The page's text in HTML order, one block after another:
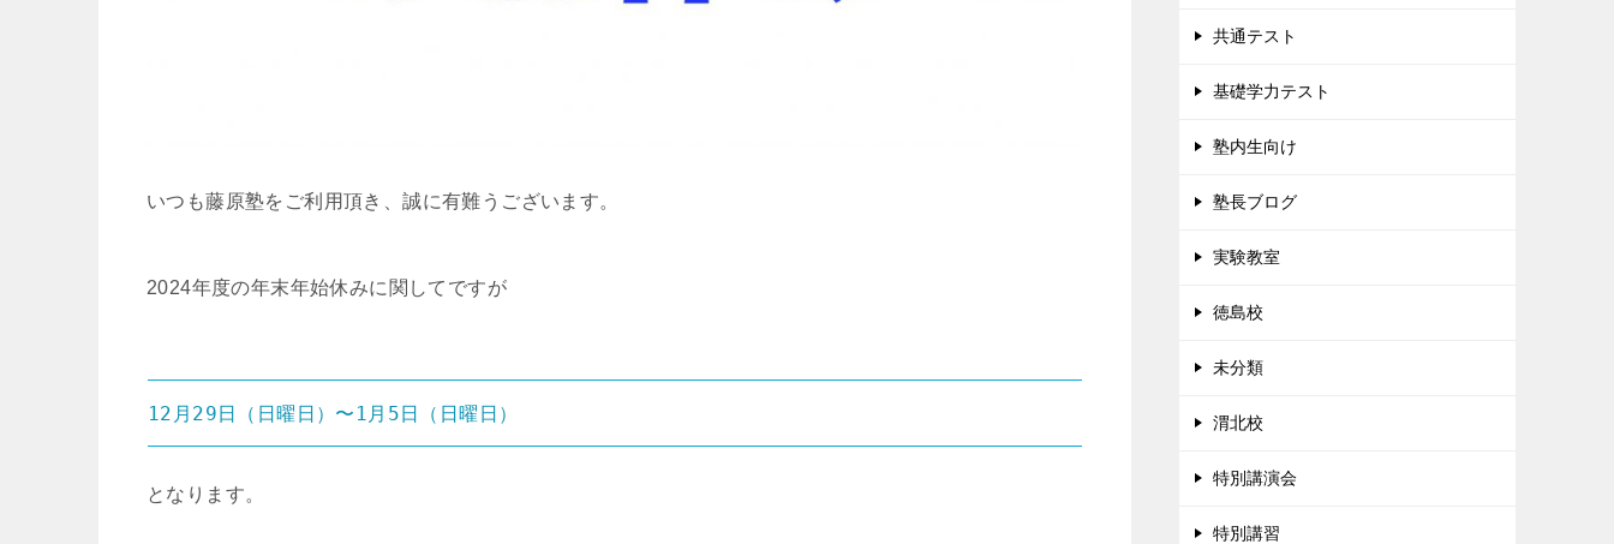
いつも藤原塾をご利用頂き、誠に有難うございます。
2024年度の年末年始休みに関してですが
12月29日（日曜日）〜1月5日（日曜日）
となります。
共通テスト
基礎学力テスト
塾内生向け
塾長ブログ
実験教室
徳島校
未分類
渭北校
特別講演会
特別講習